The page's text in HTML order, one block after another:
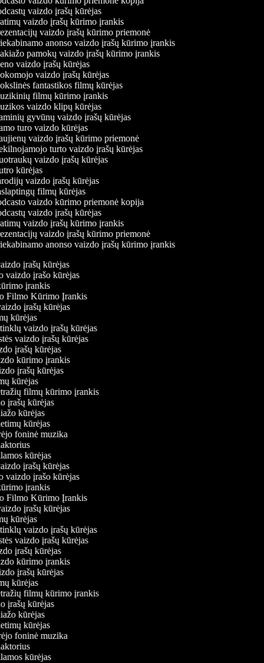
vaizdo įrašų kūrėjas
vaizdo įrašų kūrimo įrankis
vaizdo įrašų kūrimo priemonė
anonso vaizdo įrašų kūrimo įrankis
pamokų vaizdo įrašų kūrimo įrankis
vaizdo įrašų kūrėjas
vaizdo įrašų kūrėjas
fantastikos filmų kūrėjas
filmų kūrimo įrankis
vaizdo klipų kūrėjas
gyvūnų vaizdo įrašų kūrėjas
turo vaizdo kūrėjas
vaizdo įrašų kūrimo priemonė
turto vaizdo įrašų kūrėjas
vaizdo įrašų kūrėjas
kūrėjas
vaizdo įrašų kūrėjas
filmų kūrėjas
vaizdo kūrimo priemonė kopija
vaizdo įrašų kūrėjas
vaizdo įrašų kūrimo įrankis
vaizdo įrašų kūrimo priemonė
anonso vaizdo įrašų kūrimo įrankis
įrašų kūrėjas
vaizdo įrašo kūrėjas
įrankis
Filmo Kūrimo Įrankis
įrašų kūrėjas
kūrėjas
tinklų vaizdo įrašų kūrėjas
vaizdo įrašų kūrėjas
įrašų kūrėjas
kūrimo įrankis
įrašų kūrėjas
kūrėjas
filmų kūrimo įrankis
įrašų kūrėjas
kūrėjas
kūrėjas
foninė muzika
kūrėjas
įrašų kūrėjas
vaizdo įrašo kūrėjas
įrankis
Filmo Kūrimo Įrankis
įrašų kūrėjas
kūrėjas
tinklų vaizdo įrašų kūrėjas
vaizdo įrašų kūrėjas
įrašų kūrėjas
kūrimo įrankis
įrašų kūrėjas
kūrėjas
filmų kūrimo įrankis
įrašų kūrėjas
kūrėjas
kūrėjas
foninė muzika
kūrėjas